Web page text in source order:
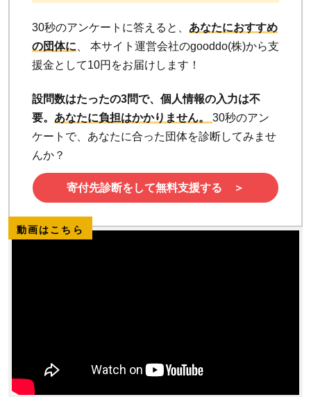
30秒のアンケートに答えると、 あなたにおすすめ
の団体に 、 本サイト運営会社のgooddo(株)から支
援金として10円をお届けします！
設問数はたったの3問で、個人情報の入力は不
要。 あなたに負担はかかりません。 30秒のアン
ケートで、あなたに合った団体を診断してみませ
んか？
寄付先診断をして無料支援する ＞
動画はこちら